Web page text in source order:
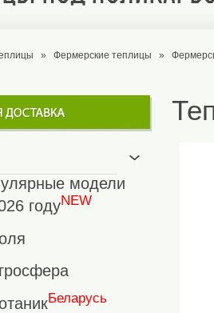
» Фермерские теплицы »
модели
годуNEW
Беларусь